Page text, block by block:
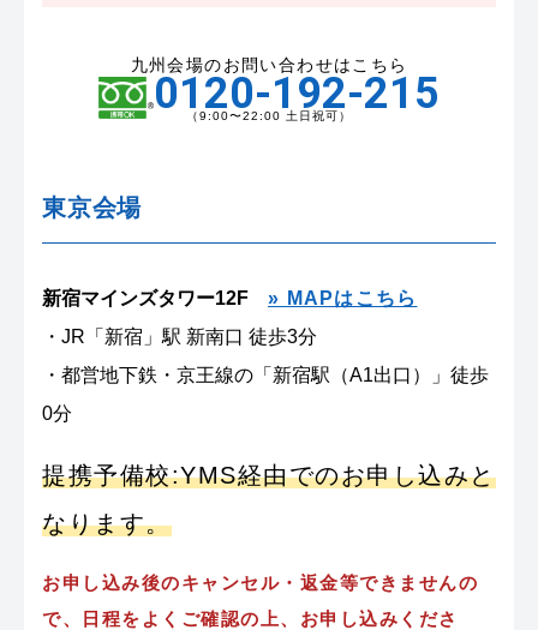
九州会場のお問い合わせはこちら
0120-192-215
（9:00〜22:00 土日祝可）
東京会場
新宿マインズタワー12F
» MAPはこちら
・JR「新宿」駅 新南口 徒歩3分
・都営地下鉄・京王線の「新宿駅（A1出口）」徒歩
0分
提携予備校:YMS経由でのお申し込みと
なります。
お申し込み後のキャンセル・返金等できませんの
で、日程をよくご確認の上、お申し込みくださ